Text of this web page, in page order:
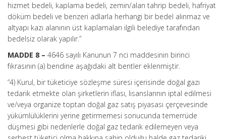
hizmet bedeli, kaplama bedeli, zemin/alan tahrip bedeli, hafriyat
döküm bedeli ve benzeri adlarla herhangi bir bedel alınmaz ve
altyapı kazı alanının üst kaplamaları ilgili belediye tarafından
bedelsiz olarak yapılır.”
MADDE 8 – 4646 sayılı Kanunun 7 nci maddesinin birinci
fıkrasının (a) bendine aşağıdaki alt bentler eklenmiştir.
“4) Kurul, bir tüketiciye sözleşme süresi içerisinde doğal gazı
tedarik etmekte olan şirketlerin iflası, lisanslarının iptal edilmesi
ve/veya organize toptan doğal gaz satış piyasası çerçevesinde
yükümlülüklerini yerine getirmemesi sonucunda temerrüde
düşmesi gibi nedenlerle doğal gaz tedarik edilemeyen veya